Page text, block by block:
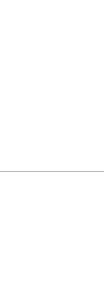
réduction